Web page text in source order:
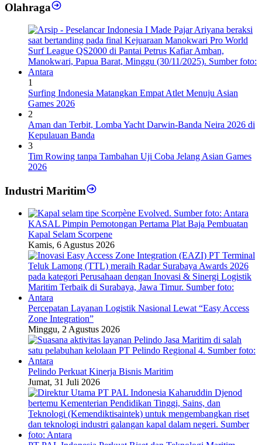
Olahraga
1
Surfing Indonesia Matangkan Empat Atlet Menuju Asian
Games 2026
2
Aman dan Terbit, Lomba Yacht Darwin-Banda Neira 2026 di
Kepulauan Banda
3
Tim Rowing tanpa Tambahan Uji Coba Jelang Asian Games
2026
Industri Maritim
KASAL Pimpin Pemotongan Pertama Plat Baja Pembuatan
Kapal Selam Scorpene
Kamis, 6 Agustus 2026
Percepatan Layanan Logistik Nasional Lewat “Easy Access
Zone Integration”
Minggu, 2 Agustus 2026
Pelindo Perkuat Kinerja Bisnis Maritim
Jumat, 31 Juli 2026